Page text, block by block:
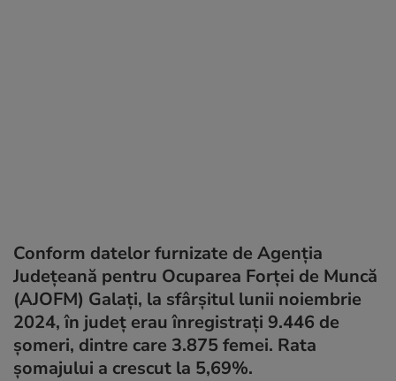
Conform datelor furnizate de Agenția
Județeană pentru Ocuparea Forței de Muncă
(AJOFM) Galați, la sfârșitul lunii noiembrie
2024, în județ erau înregistrați 9.446 de
șomeri, dintre care 3.875 femei. Rata
şomajului a crescut la 5,69%.